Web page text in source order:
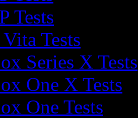
Tests
Vita Tests
Series X Tests
One X Tests
One Tests